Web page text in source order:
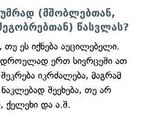
(მშობლებთან,
წასვლას?
ეს იქნება აუცილებელი.
ერთ სივრცეში ათ
შეკრება იკრძალება, მაგრამ
შეეხება, თუ არ
ქელეხი და ა.შ.